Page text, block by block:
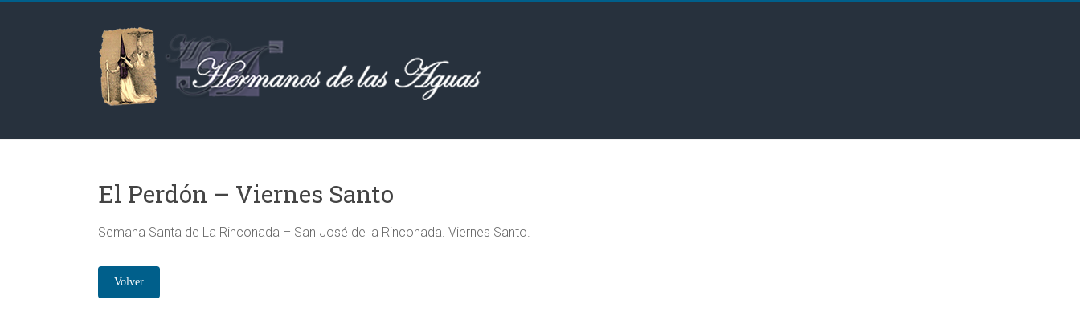
Hermanos
de
las
Aguas
El Perdón – Viernes Santo
Semana Santa de La Rinconada – San José de la Rinconada. Viernes Santo.